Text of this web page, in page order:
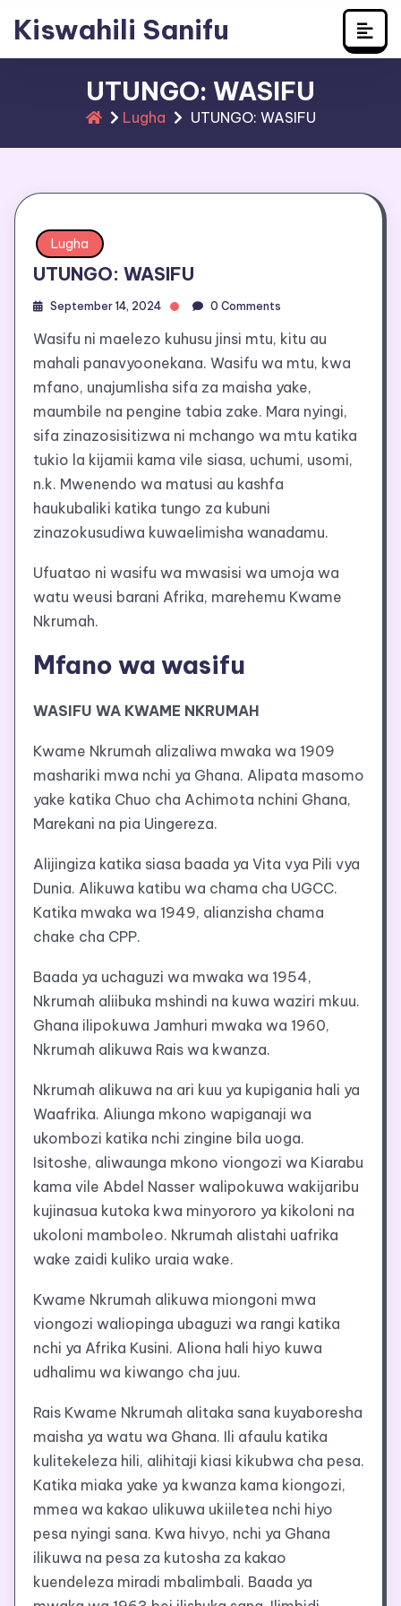
content
Kiswahili Sanifu
UTUNGO: WASIFU
Lugha UTUNGO: WASIFU
Lugha
UTUNGO: WASIFU
September 14, 2024 0 Comments
Wasifu ni maelezo kuhusu jinsi mtu, kitu au
mahali panavyoonekana. Wasifu wa mtu, kwa
mfano, unajumlisha sifa za maisha yake,
maumbile na pengine tabia zake. Mara nyingi,
sifa zinazosisitizwa ni mchango wa mtu katika
tukio la kijamii kama vile siasa, uchumi, usomi,
n.k. Mwenendo wa matusi au kashfa
haukubaliki katika tungo za kubuni
zinazokusudiwa kuwaelimisha wanadamu.
Ufuatao ni wasifu wa mwasisi wa umoja wa
watu weusi barani Afrika, marehemu Kwame
Nkrumah.
Mfano wa wasifu
WASIFU WA KWAME NKRUMAH
Kwame Nkrumah alizaliwa mwaka wa 1909
mashariki mwa nchi ya Ghana. Alipata masomo
yake katika Chuo cha Achimota nchini Ghana,
Marekani na pia Uingereza.
Alijingiza katika siasa baada ya Vita vya Pili vya
Dunia. Alikuwa katibu wa chama cha UGCC.
Katika mwaka wa 1949, alianzisha chama
chake cha CPP.
Baada ya uchaguzi wa mwaka wa 1954,
Nkrumah aliibuka mshindi na kuwa waziri mkuu.
Ghana ilipokuwa Jamhuri mwaka wa 1960,
Nkrumah alikuwa Rais wa kwanza.
Nkrumah alikuwa na ari kuu ya kupigania hali ya
Waafrika. Aliunga mkono wapiganaji wa
ukombozi katika nchi zingine bila uoga.
Isitoshe, aliwaunga mkono viongozi wa Kiarabu
kama vile Abdel Nasser walipokuwa wakijaribu
kujinasua kutoka kwa minyororo ya kikoloni na
ukoloni mamboleo. Nkrumah alistahi uafrika
wake zaidi kuliko uraia wake.
Kwame Nkrumah alikuwa miongoni mwa
viongozi waliopinga ubaguzi wa rangi katika
nchi ya Afrika Kusini. Aliona hali hiyo kuwa
udhalimu wa kiwango cha juu.
Rais Kwame Nkrumah alitaka sana kuyaboresha
maisha ya watu wa Ghana. Ili afaulu katika
kulitekeleza hili, alihitaji kiasi kikubwa cha pesa.
Katika miaka yake ya kwanza kama kiongozi,
mmea wa kakao ulikuwa ukiiletea nchi hiyo
pesa nyingi sana. Kwa hivyo, nchi ya Ghana
ilikuwa na pesa za kutosha za kakao
kuendeleza miradi mbalimbali. Baada ya